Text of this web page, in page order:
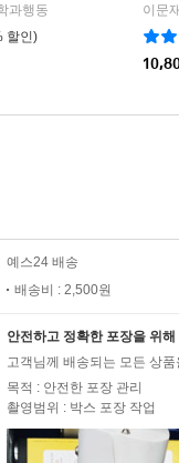
들 떠나고
않았다
서
본다. 저 강의 흐름처
과행동
할인)
이문
예스24 배송
배송비 : 2,500원
안전하고 정확한 포장을 위
고객님께 배송되는 모든 상
목적 : 안전한 포장 관리
촬영범위 : 박스 포장 작업